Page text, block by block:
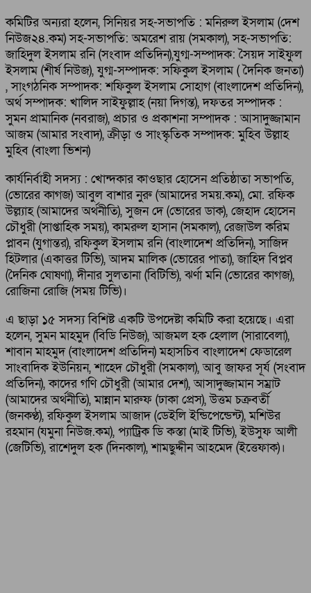
কমিটির অন্যরা হলেন, সিনিয়র সহ-সভাপতি : মনিরুল ইসলাম (দেশ
নিউজ২৪.কম) সহ-সভাপতি: অমরেশ রায় (সমকাল), সহ-সভাপতি:
জাহিদুল ইসলাম রনি (সংবাদ প্রতিদিন),যুগ্ম-সম্পাদক: সৈয়দ সাইফুল
ইসলাম (শীর্ষ নিউজ), যুগ্ম-সম্পাদক: সফিকুল ইসলাম ( দৈনিক জনতা)
, সাংগঠনিক সম্পাদক: শফিকুল ইসলাম সোহাগ (বাংলাদেশ প্রতিদিন),
অর্থ সম্পাদক: খালিদ সাইফুল্লাহ (নয়া দিগন্ত), দফতর সম্পাদক :
সুমন প্রামানিক (নবরাজ), প্রচার ও প্রকাশনা সম্পাদক : আসাদুজ্জামান
আজম (আমার সংবাদ), ক্রীড়া ও সাংস্কৃতিক সম্পাদক: মুহিব উল্লাহ
মুহিব (বাংলা ভিশন)
কার্যনির্বাহী সদস্য : খোন্দকার কাওছার হোসেন প্রতিষ্ঠাতা সভাপতি,
(ভোরের কাগজ) আবুল বাশার নুরু (আমাদের সময়.কম), মো. রফিক
উল্ল্যাহ (আমাদের অর্থনীতি), সুজন দে (ভোরের ডাক), জেহাদ হোসেন
চৌধুরী (সাপ্তাহিক সময়), কামরুল হাসান (সমকাল), রেজাউল করিম
প্লাবন (যুগান্তর), রফিকুল ইসলাম রনি (বাংলাদেশ প্রতিদিন), সাজিদ
হিটলার (একাত্তর টিভি), আদম মালিক (ভোরের পাতা), জাহিদ বিপ্লব
(দৈনিক ঘোষণা), দীনার সুলতানা (বিটিভি), ঝর্ণা মনি (ভোরের কাগজ),
রোজিনা রোজি (সময় টিভি)।
এ ছাড়া ১৫ সদস্য বিশিষ্ট একটি উপদেষ্টা কমিটি করা হয়েছে। এরা
হলেন, সুমন মাহমুদ (বিডি নিউজ), আজমল হক হেলাল (সারাবেলা),
শাবান মাহমুদ (বাংলাদেশ প্রতিদিন) মহাসচিব বাংলাদেশ ফেডারেল
সাংবাদিক ইউনিয়ন, শাহেদ চৌধুরী (সমকাল), আবু জাফর সূর্য (সংবাদ
প্রতিদিন), কাদের গণি চৌধুরী (আমার দেশ), আসাদুজ্জামান সম্রাট
(আমাদের অর্থনীতি), মান্নান মারুফ (ঢাকা প্রেস), উত্তম চক্রবর্তী
(জনকণ্ঠ), রফিকুল ইসলাম আজাদ (ডেইলি ইন্ডিপেন্ডেন্ট), মশিউর
রহমান (যমুনা নিউজ.কম), প্যাট্রিক ডি কস্তা (মাই টিভি), ইউসুফ আলী
(জেটিভি), রাশেদুল হক (দিনকাল), শামছুদ্দীন আহমেদ (ইত্তেফাক)।